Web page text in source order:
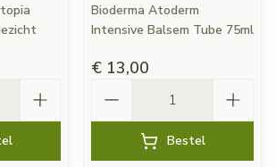
Bioderma Atoderm
Intensive Balsem Tube 75ml
€ 13,00
Bestel